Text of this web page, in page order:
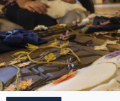
RESMİ İLAN